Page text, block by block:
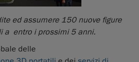
ed assumere 150 nuove figure
a entro i prossimi 5 anni.
delle